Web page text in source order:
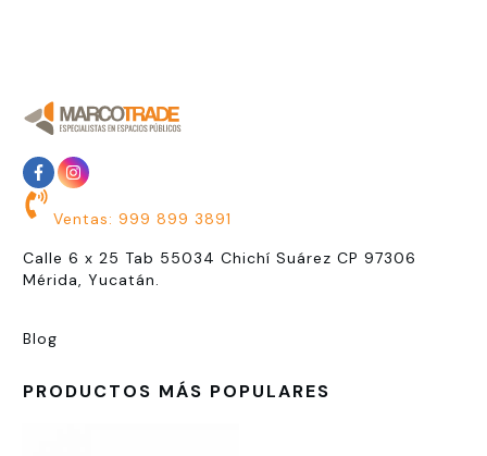
Ventas: 999 899 3891
Calle 6 x 25 Tab 55034 Chichí Suárez CP 97306
Mérida, Yucatán.
Blog
PRODUCTOS MÁS POPULARES